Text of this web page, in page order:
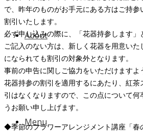
About
Menu
で、昨年のものがお手元にある方はご持
割引いたします。
必ず申し込みの際に、「花器持参します」
ご記入のない方は、新しく花器を用意い
になられても割引の対象外となります。
事前の申告に関しご協力をいただけますよ
花器持参の割引を適用するにあたり、紅
引はなくなりますので、この点について何
うお願い申し上げます。
◆季節のフラワーアレンジメント講座「春